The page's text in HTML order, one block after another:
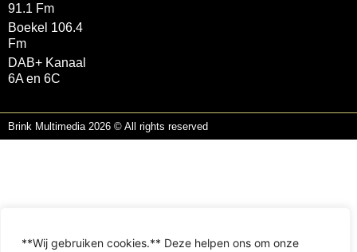
**Wij gebruiken cookies.** Deze helpen ons om onze
91.1 Fm
Boekel 106.4
Fm
DAB+ Kanaal
6A en 6C
Brink Multimedia 2026 © All rights reserved